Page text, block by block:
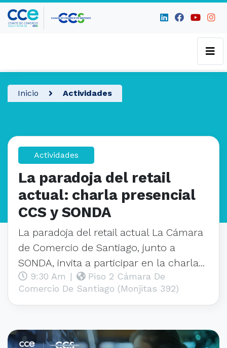
Inicio Actividades
Actividades
La paradoja del retail
actual: charla presencial
CCS y SONDA
La paradoja del retail actual La Cámara
de Comercio de Santiago, junto a
SONDA, invita a participar en la charla...
9:30 Am |
Piso 2 Cámara De
Comercio De Santiago (Monjitas 392)